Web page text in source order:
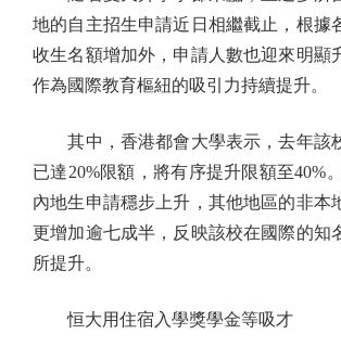
地的自主招生申請近日相繼截止，根據
收生名額增加外，申請人數也迎來明顯
作為國際教育樞紐的吸引力持續提升。
其中，香港都會大學表示，去年該
已達20%限額，將有序提升限額至40%。
內地生申請穩步上升，其他地區的非本
更增加逾七成半，反映該校在國際的知
所提升。
恒大用住宿入學獎學金等吸才